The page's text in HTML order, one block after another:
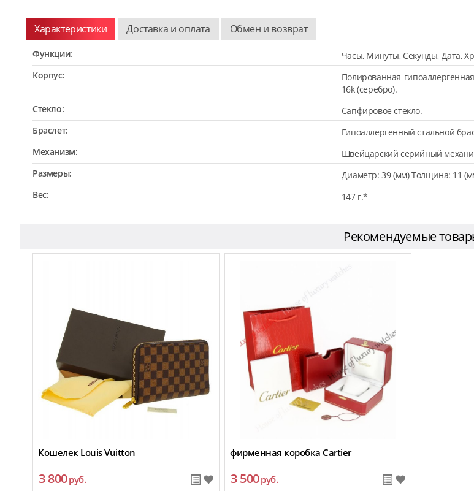
Характеристики Доставка и оплата Обмен и возврат
Функции:
Часы, Минуты, Секунды, Дата,
Корпус:
Полированная
16k (серебро).
Стекло:
Сапфировое стекло.
Браслет:
Гипоаллергенный стальной
Механизм:
Швейцарский серийный
Размеры:
Диаметр: 39 (мм) Толщина: 11
Вес:
147 г.*
Рекомендуемые
Кошелек Louis Vuitton
3 800руб.
фирменная коробка Cartier
3 500руб.